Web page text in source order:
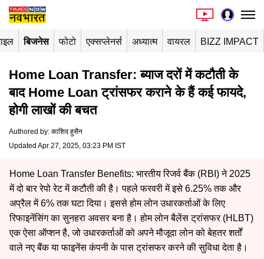
बिजनेस फोटो एक्सप्लेनर्स अध्यात्म वायरल BIZZ IMPACT
Home Loan Transfer: ब्याज दरों में कटौती के
बाद Home Loan ट्रांसफर कराने के हैं कई फायदे,
होगी लाखों की बचत
Authored by: काशिद हुसैन
Updated Apr 27, 2025, 03:23 PM IST
Home Loan Transfer Benefits: भारतीय रिजर्व बैंक (RBI) ने 2025
में दो बार रेपो रेट में कटौती की है। पहले फरवरी में इसे 6.25% तक और
अप्रैल में 6% तक घटा दिया। इससे होम लोन उधारकर्ताओं के लिए
रिफाइनेंसिंग का सुनहरा अवसर बना है। होम लोन बैलेंस ट्रांसफर (HLBT)
एक ऐसा ऑप्शन है, जो उधारकर्ताओं को अपने मौजूदा लोन को बेहतर शर्तों
वाले नए बैंक या फाइनेंस कंपनी के पास ट्रांसफर करने की सुविधा देता है।